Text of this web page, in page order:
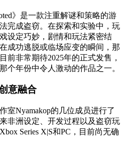
》是一款注重解谜和策略的游
完成盗窃。在探索和实验中，玩
设定巧妙，剧情和玩法紧密结
成功逃脱或临场应变的瞬间，那
前非常期待2025年的正式发售，
个年份中令人激动的作品之一。
意融合
室Nyamakop的几位成员进行了
非洲设定、开发过程以及盗窃玩
Series X|S和PC，目前尚无确